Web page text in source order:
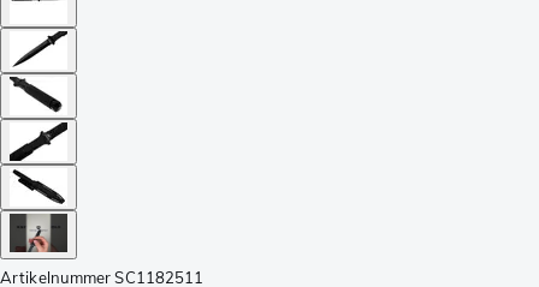
Artikelnummer SC1182511